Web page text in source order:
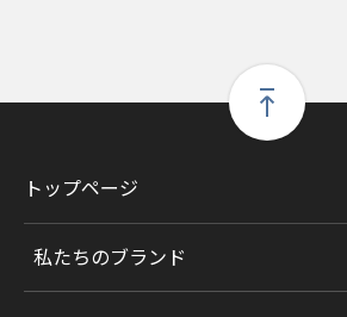
トップページ
私たちのブランド